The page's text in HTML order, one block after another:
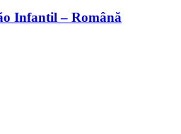
Infantil – Română